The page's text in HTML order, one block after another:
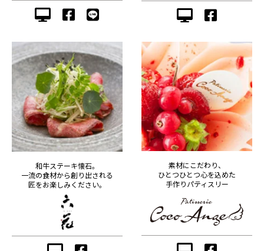
和牛ステーキ懐石。
一流の食材から創り出される
匠をお楽しみください。
素材にこだわり、
ひとつひとつ心を込めた
手作りパティスリー